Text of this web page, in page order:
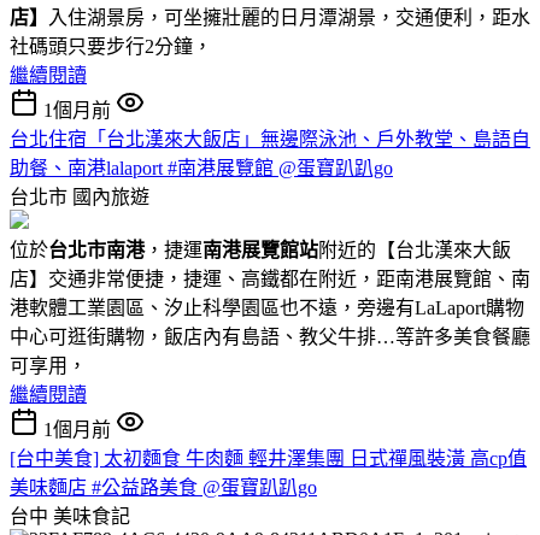
店】
入住湖景房，可坐擁壯麗的日月潭湖景，交通便利，距水
社碼頭只要步行2分鐘，
繼續閱讀
1個月前
台北住宿「台北漢來大飯店」無邊際泳池、戶外教堂、島語自
助餐、南港lalaport #南港展覽館 @蛋寶趴趴go
台北市 國內旅遊
位於台北市南港，捷運南港展覽館站附近的【台北漢來大飯
店】交通非常便捷，捷運、高鐵都在附近，距南港展覽館、南
港軟體工業園區、汐止科學園區也不遠，旁邊有LaLaport購物
中心可逛街購物，飯店內有島語、教父牛排…等許多美食餐廳
可享用，
繼續閱讀
1個月前
[台中美食] 太初麵食 牛肉麵 輕井澤集團 日式禪風裝潢 高cp值
美味麵店 #公益路美食 @蛋寶趴趴go
台中 美味食記